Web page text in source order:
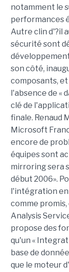
notamment le
performances
Autre clin d'?il
sécurité sont
son côté,
composants,
l'absence de «
clé de
finale. Renaud
Microsoft
encore de
équipes sont
mirroring sera
début 2006».
l'intégration en
comme promis,
Analysis
propose des
qu'un «
base de
que le moteur